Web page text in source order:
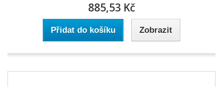
885,53 Kč
Přidat do košíku Zobrazit